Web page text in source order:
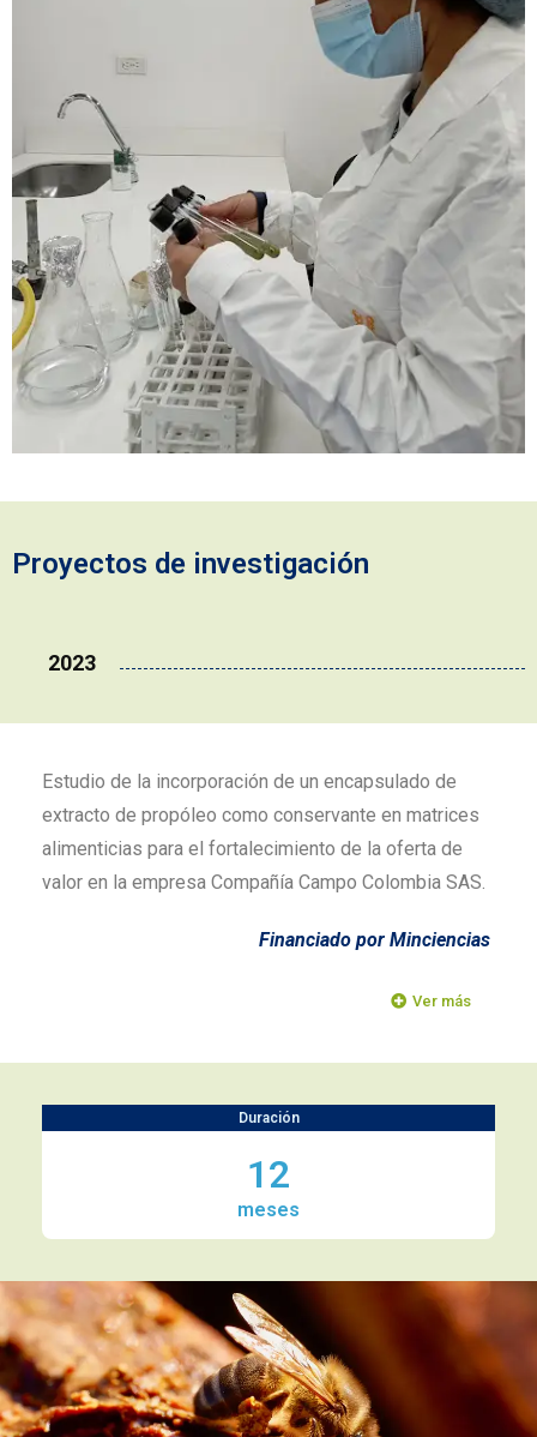
Proyectos de investigación
2023
Estudio de la incorporación de un encapsulado de
extracto de propóleo como conservante en matrices
alimenticias para el fortalecimiento de la oferta de
valor en la empresa Compañía Campo Colombia SAS.
Financiado por Minciencias
Ver más
Duración
12
meses